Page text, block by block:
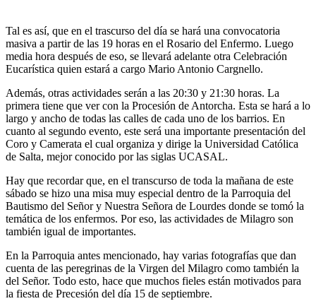
Tal es así, que en el trascurso del día se hará una convocatoria
masiva a partir de las 19 horas en el Rosario del Enfermo. Luego
media hora después de eso, se llevará adelante otra Celebración
Eucarística quien estará a cargo Mario Antonio Cargnello.
Además, otras actividades serán a las 20:30 y 21:30 horas. La
primera tiene que ver con la Procesión de Antorcha. Esta se hará a lo
largo y ancho de todas las calles de cada uno de los barrios. En
cuanto al segundo evento, este será una importante presentación del
Coro y Camerata el cual organiza y dirige la Universidad Católica
de Salta, mejor conocido por las siglas UCASAL.
Hay que recordar que, en el transcurso de toda la mañana de este
sábado se hizo una misa muy especial dentro de la Parroquia del
Bautismo del Señor y Nuestra Señora de Lourdes donde se tomó la
temática de los enfermos. Por eso, las actividades de Milagro son
también igual de importantes.
En la Parroquia antes mencionado, hay varias fotografías que dan
cuenta de las peregrinas de la Virgen del Milagro como también la
del Señor. Todo esto, hace que muchos fieles están motivados para
la fiesta de Precesión del día 15 de septiembre.